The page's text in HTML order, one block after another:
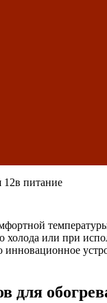
12в питание
холода или при
инновационное
для